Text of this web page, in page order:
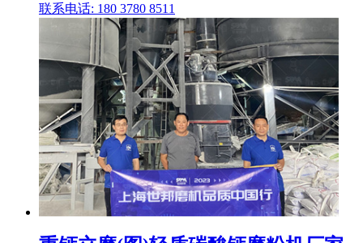
联系电话: 180 3780 8511